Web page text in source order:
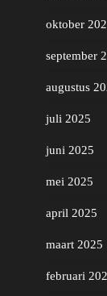
oktober
september
augustus
juli 2025
juni 2025
mei 2025
april 2025
maart 2025
februari